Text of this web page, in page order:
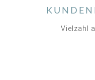
Vielzahl